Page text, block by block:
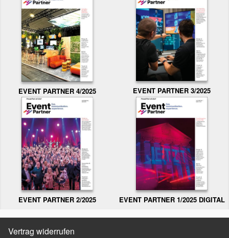
EVENT PARTNER 4/2025 EVENT PARTNER 3/2025
EVENT PARTNER 2/2025 EVENT PARTNER 1/2025 DIGITAL
Vertrag widerrufen